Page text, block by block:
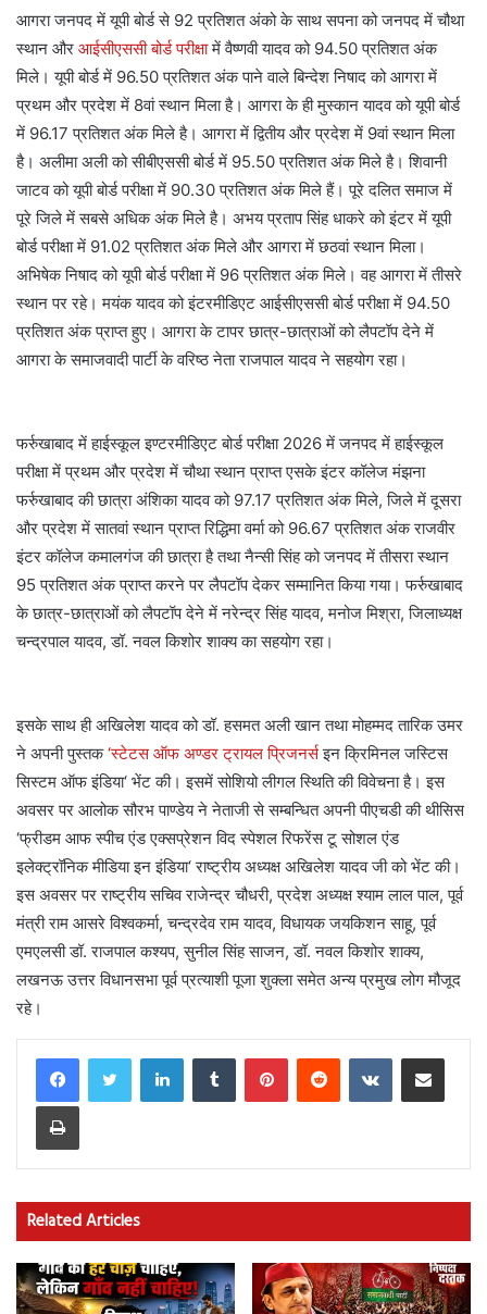
आगरा जनपद में यूपी बोर्ड से 92 प्रतिशत अंको के साथ सपना को जनपद में चौथा
स्थान और आईसीएससी बोर्ड परीक्षामें वैष्णवी यादव को 94.50 प्रतिशत अंक
मिले। यूपी बोर्ड में 96.50 प्रतिशत अंक पाने वाले बिन्देश निषाद को आगरा में
प्रथम और प्रदेश में 8वां स्थान मिला है। आगरा के ही मुस्कान यादव को यूपी बोर्ड
में 96.17 प्रतिशत अंक मिले है। आगरा में द्वितीय और प्रदेश में 9वां स्थान मिला
है। अलीमा अली को सीबीएससी बोर्ड में 95.50 प्रतिशत अंक मिले है। शिवानी
जाटव को यूपी बोर्ड परीक्षा में 90.30 प्रतिशत अंक मिले हैं। पूरे दलित समाज में
पूरे जिले में सबसे अधिक अंक मिले है। अभय प्रताप सिंह धाकरे को इंटर में यूपी
बोर्ड परीक्षा में 91.02 प्रतिशत अंक मिले और आगरा में छठवां स्थान मिला।
अभिषेक निषाद को यूपी बोर्ड परीक्षा में 96 प्रतिशत अंक मिले। वह आगरा में तीसरे
स्थान पर रहे। मयंक यादव को इंटरमीडिएट आईसीएससी बोर्ड परीक्षा में 94.50
प्रतिशत अंक प्राप्त हुए। आगरा के टापर छात्र-छात्राओं को लैपटॉप देने में
आगरा के समाजवादी पार्टी के वरिष्ठ नेता राजपाल यादव ने सहयोग रहा।
फर्रुखाबाद में हाईस्कूल इण्टरमीडिएट बोर्ड परीक्षा 2026 में जनपद में हाईस्कूल
परीक्षा में प्रथम और प्रदेश में चौथा स्थान प्राप्त एसके इंटर कॉलेज मंझना
फर्रुखाबाद की छात्रा अंशिका यादव को 97.17 प्रतिशत अंक मिले, जिले में दूसरा
और प्रदेश में सातवां स्थान प्राप्त रिद्धिमा वर्मा को 96.67 प्रतिशत अंक राजवीर
इंटर कॉलेज कमालगंज की छात्रा है तथा नैन्सी सिंह को जनपद में तीसरा स्थान
95 प्रतिशत अंक प्राप्त करने पर लैपटॉप देकर सम्मानित किया गया। फर्रुखाबाद
के छात्र-छात्राओं को लैपटॉप देने में नरेन्द्र सिंह यादव, मनोज मिश्रा, जिलाध्यक्ष
चन्द्रपाल यादव, डॉ. नवल किशोर शाक्य का सहयोग रहा।
इसके साथ ही अखिलेश यादव को डॉ. हसमत अली खान तथा मोहम्मद तारिक उमर
ने अपनी पुस्तक‘स्टेटस ऑफ अण्डर ट्रायल प्रिजनर्सइन क्रिमिनल जस्टिस
सिस्टम ऑफ इंडिया‘ भेंट की। इसमें सोशियो लीगल स्थिति की विवेचना है। इस
अवसर पर आलोक सौरभ पाण्डेय ने नेताजी से सम्बन्धित अपनी पीएचडी की थीसिस
‘फ्रीडम आफ स्पीच एंड एक्सप्रेशन विद स्पेशल रिफरेंस टू सोशल एंड
इलेक्ट्रॉनिक मीडिया इन इंडिया‘ राष्ट्रीय अध्यक्ष अखिलेश यादव जी को भेंट की।
इस अवसर पर राष्ट्रीय सचिव राजेन्द्र चौधरी, प्रदेश अध्यक्ष श्याम लाल पाल, पूर्व
मंत्री राम आसरे विश्वकर्मा, चन्द्रदेव राम यादव, विधायक जयकिशन साहू, पूर्व
एमएलसी डॉ. राजपाल कश्यप, सुनील सिंह साजन, डॉ. नवल किशोर शाक्य,
लखनऊ उत्तर विधानसभा पूर्व प्रत्याशी पूजा शुक्ला समेत अन्य प्रमुख लोग मौजूद
रहे।
LinkedInTumblr PinterestReddit VKontakteShare via Email
Print
Related Articles